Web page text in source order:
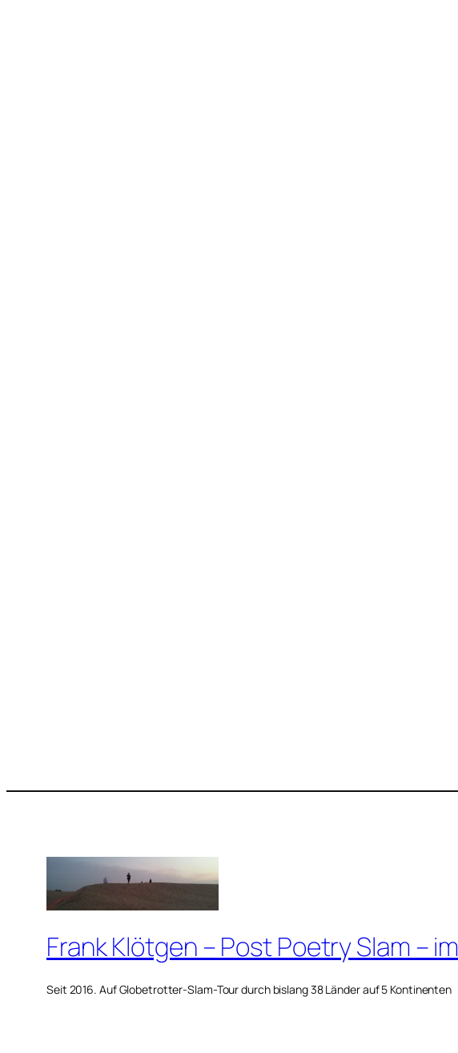
Frank Klötgen – Post Poetry Slam –
Seit 2016. Auf Globetrotter-Slam-Tour durch bislang 38 Länder auf 5 Kontinenten